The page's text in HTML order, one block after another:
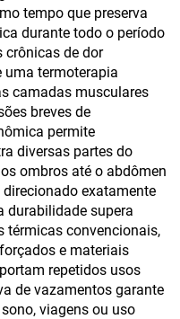
tempo que preserva
durante todo o período
crônicas de dor
uma termoterapia
camadas musculares
breves de
permite
diversas partes do
ombros até o abdômen
exatamente
durabilidade supera
térmicas convencionais,
e materiais
repetidos usos
de vazamentos garante
viagens ou uso